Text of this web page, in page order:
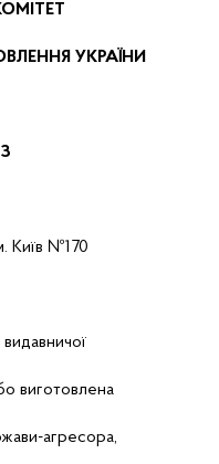
УКРАЇНИ
З
Київ №1 70
виготовлена
агресора,